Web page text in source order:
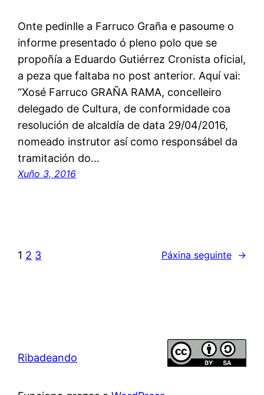
Onte pedinlle a Farruco Graña e pasoume o
informe presentado ó pleno polo que se
propoñía a Eduardo Gutiérrez Cronista oficial,
a peza que faltaba no post anterior. Aquí vai:
“Xosé Farruco GRAÑA RAMA, concelleiro
delegado de Cultura, de conformidade coa
resolución de alcaldía de data 29/04/2016,
nomeado instrutor así como responsábel da
tramitación do…
Xuño 3, 2016
1 2 3 Páxina seguinte →
Ribadeando